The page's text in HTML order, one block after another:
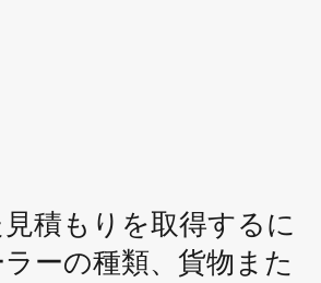
積もりを取得するに
ーの種類、貨物また